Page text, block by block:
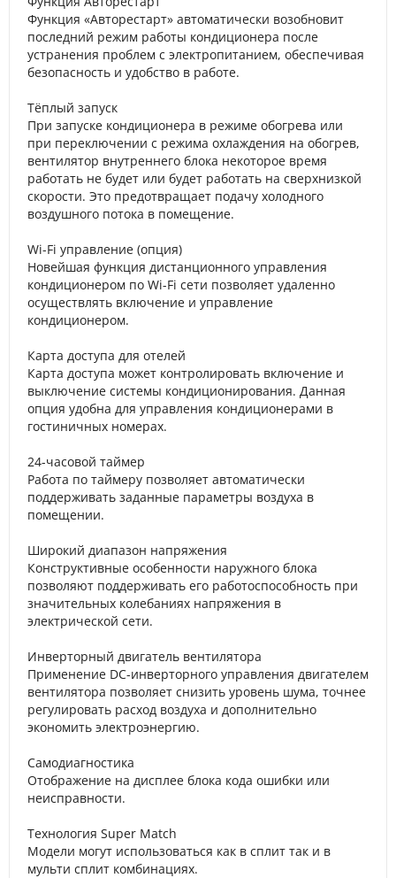
Функция «Авторестарт» автоматически возобновит
последний режим работы кондиционера после
устранения проблем с электропитанием, обеспечивая
безопасность и удобство в работе.
Тёплый запуск
При запуске кондиционера в режиме обогрева или
при переключении с режима охлаждения на обогрев,
вентилятор внутреннего блока некоторое время
работать не будет или будет работать на сверхнизкой
скорости. Это предотвращает подачу холодного
воздушного потока в помещение.
Wi-Fi управление (опция)
Новейшая функция дистанционного управления
кондиционером по Wi-Fi сети позволяет удаленно
осуществлять включение и управление
кондиционером.
Карта доступа для отелей
Карта доступа может контролировать включение и
выключение системы кондиционирования. Данная
опция удобна для управления кондиционерами в
гостиничных номерах.
24-часовой таймер
Работа по таймеру позволяет автоматически
поддерживать заданные параметры воздуха в
помещении.
Широкий диапазон напряжения
Конструктивные особенности наружного блока
позволяют поддерживать его работоспособность при
значительных колебаниях напряжения в
электрической сети.
Инверторный двигатель вентилятора
Применение DC-инверторного управления двигателем
вентилятора позволяет снизить уровень шума, точнее
регулировать расход воздуха и дополнительно
экономить электроэнергию.
Самодиагностика
Отображение на дисплее блока кода ошибки или
неисправности.
Технология Super Match
Модели могут использоваться как в сплит так и в
мульти сплит комбинациях.